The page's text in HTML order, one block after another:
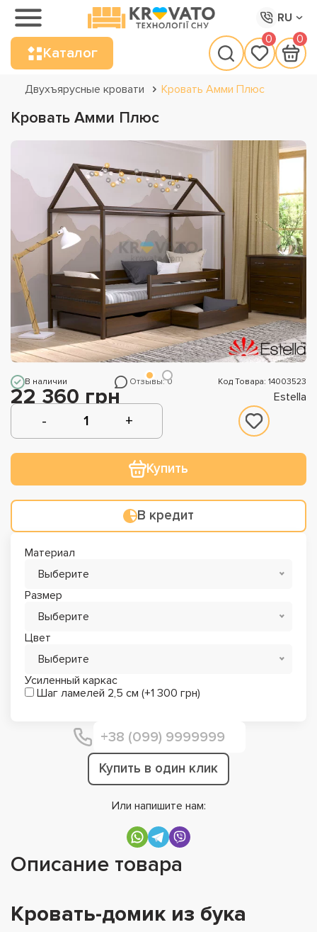
RU
Каталог
0 0
Двухъярусные кровати Кровать Амми Плюс
Кровать Амми Плюс
В наличии Отзывы: 0 Код Товара: 14003523
22 360 грн Estella
Купить
В кредит
Материал
Выберите
Размер
Выберите
Цвет
Выберите
Усиленный каркас
Шаг ламелей 2,5 см (+1 300 грн)
Купить в один клик
Или напишите нам:
Описание товара
Кровать-домик из бука